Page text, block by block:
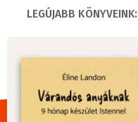
LEGÚJABB KÖNYVEINK: